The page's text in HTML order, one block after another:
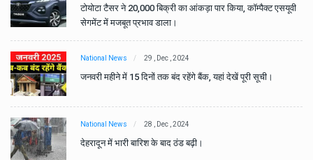
टोयोटा टैसर ने 20,000 बिक्री का आंकड़ा पार किया, कॉम्पैक्ट एसयूवी
सेगमेंट में मजबूत प्रभाव डाला।
National News 29 , Dec , 2024
जनवरी महीने में 15 दिनों तक बंद रहेंगे बैंक, यहां देखें पूरी सूची।
National News 28 , Dec , 2024
देहरादून में भारी बारिश के बाद ठंड बढ़ी।